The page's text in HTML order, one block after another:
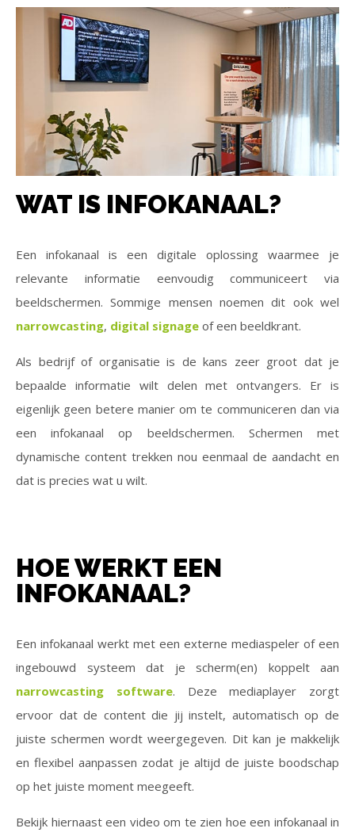
WAT IS INFOKANAAL?
Een infokanaal is een digitale oplossing waarmee je
relevante informatie eenvoudig communiceert via
beeldschermen. Sommige mensen noemen dit ook wel
narrowcasting, digital signage of een beeldkrant.
Als bedrijf of organisatie is de kans zeer groot dat je
bepaalde informatie wilt delen met ontvangers. Er is
eigenlijk geen betere manier om te communiceren dan via
een infokanaal op beeldschermen. Schermen met
dynamische content trekken nou eenmaal de aandacht en
dat is precies wat u wilt.
HOE WERKT EEN
INFOKANAAL?
Een infokanaal werkt met een externe mediaspeler of een
ingebouwd systeem dat je scherm(en) koppelt aan
narrowcasting software. Deze mediaplayer zorgt
ervoor dat de content die jij instelt, automatisch op de
juiste schermen wordt weergegeven. Dit kan je makkelijk
en flexibel aanpassen zodat je altijd de juiste boodschap
op het juiste moment meegeeft.
Bekijk hiernaast een video om te zien hoe een infokanaal in